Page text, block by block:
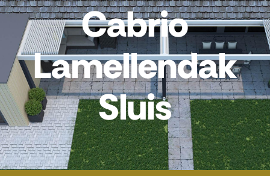
Cabrio
Lamellendak
Sluis